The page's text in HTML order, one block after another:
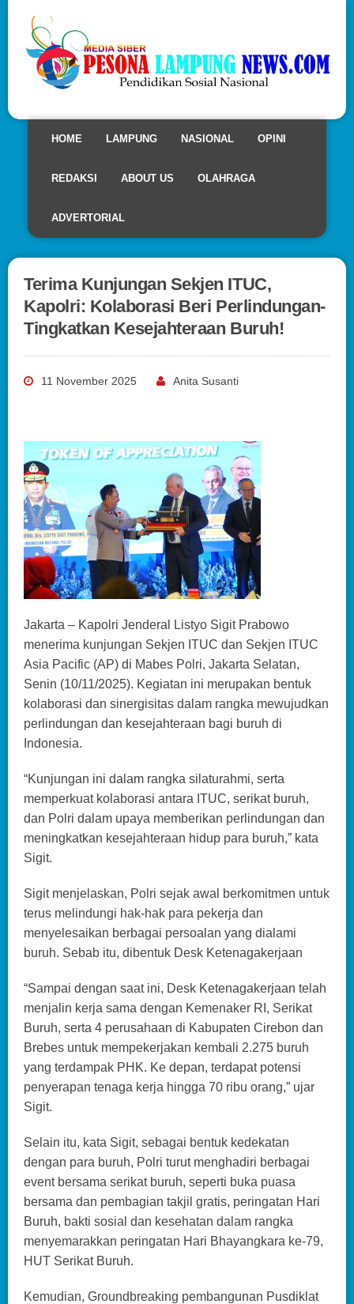
HOME LAMPUNG NASIONAL OPINI
REDAKSI ABOUT US OLAHRAGA
ADVERTORIAL
Terima Kunjungan Sekjen ITUC,
Kapolri: Kolaborasi Beri Perlindungan-
Tingkatkan Kesejahteraan Buruh!
11 November 2025 Anita Susanti
Jakarta – Kapolri Jenderal Listyo Sigit Prabowo
menerima kunjungan Sekjen ITUC dan Sekjen ITUC
Asia Pacific (AP) di Mabes Polri, Jakarta Selatan,
Senin (10/11/2025). Kegiatan ini merupakan bentuk
kolaborasi dan sinergisitas dalam rangka mewujudkan
perlindungan dan kesejahteraan bagi buruh di
Indonesia.
“Kunjungan ini dalam rangka silaturahmi, serta
memperkuat kolaborasi antara ITUC, serikat buruh,
dan Polri dalam upaya memberikan perlindungan dan
meningkatkan kesejahteraan hidup para buruh,” kata
Sigit.
Sigit menjelaskan, Polri sejak awal berkomitmen untuk
terus melindungi hak-hak para pekerja dan
menyelesaikan berbagai persoalan yang dialami
buruh. Sebab itu, dibentuk Desk Ketenagakerjaan
“Sampai dengan saat ini, Desk Ketenagakerjaan telah
menjalin kerja sama dengan Kemenaker RI, Serikat
Buruh, serta 4 perusahaan di Kabupaten Cirebon dan
Brebes untuk mempekerjakan kembali 2.275 buruh
yang terdampak PHK. Ke depan, terdapat potensi
penyerapan tenaga kerja hingga 70 ribu orang,” ujar
Sigit.
Selain itu, kata Sigit, sebagai bentuk kedekatan
dengan para buruh, Polri turut menghadiri berbagai
event bersama serikat buruh, seperti buka puasa
bersama dan pembagian takjil gratis, peringatan Hari
Buruh, bakti sosial dan kesehatan dalam rangka
menyemarakkan peringatan Hari Bhayangkara ke-79,
HUT Serikat Buruh.
Kemudian, Groundbreaking pembangunan Pusdiklat